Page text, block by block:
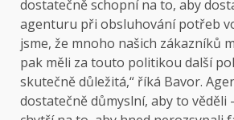
dostatečně schopní na to, aby
agenturu při obsluhování potřeb
jsme, že mnoho našich zákazníků
pak měli za touto politikou další
skutečně důležitá,“ říká Bavor.
dostatečně důmyslní, aby to věděli